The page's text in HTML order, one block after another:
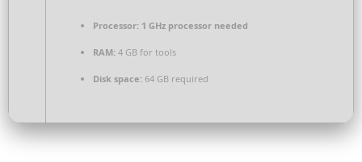
Processor: 1 GHz processor needed
RAM: 4 GB for tools
Disk space: 64 GB required